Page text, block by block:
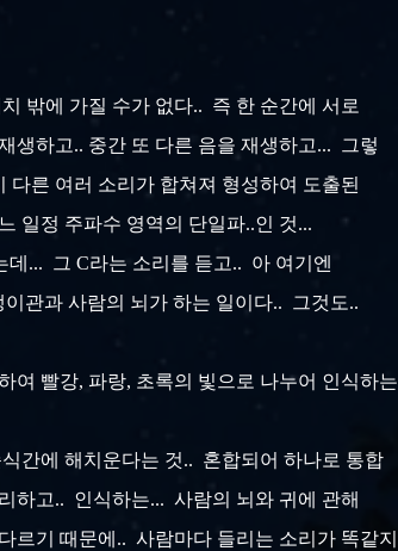
밖에 가질 수가 없다.. 즉 한 순간에 서로
생하고.. 중간 또 다른 음을 재생하고... 그렇
른 여러 소리가 합쳐져 형성하여 도출된
일정 주파수 영역의 단일파..인 것...
데... 그 C라는 소리를 듣고.. 아 여기엔
관과 사람의 뇌가 하는 일이다.. 그것도..
여 빨강, 파랑, 초록의 빛으로 나누어 인식하는
간에 해치운다는 것.. 혼합되어 하나로 통합
하고.. 인식하는... 사람의 뇌와 귀에 관해
기 때문에.. 사람마다 들리는 소리가 똑같지